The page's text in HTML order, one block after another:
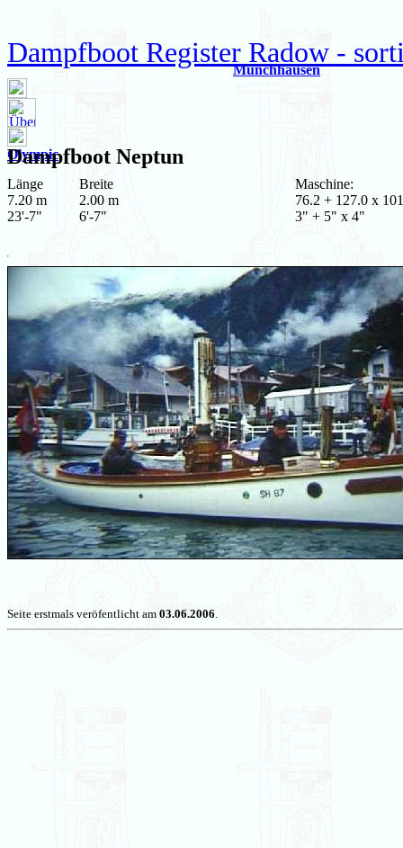
Dampfboot Register Radow -
Münchhausen
Olympic
Dampfboot Neptun
Länge
7.20 m
23'-7"
Breite
2.00 m
6'-7"
Maschine:
76.2 + 127.0 x
3" + 5" x 4"
Seite erstmals veröfentlicht am 03.06.2006.